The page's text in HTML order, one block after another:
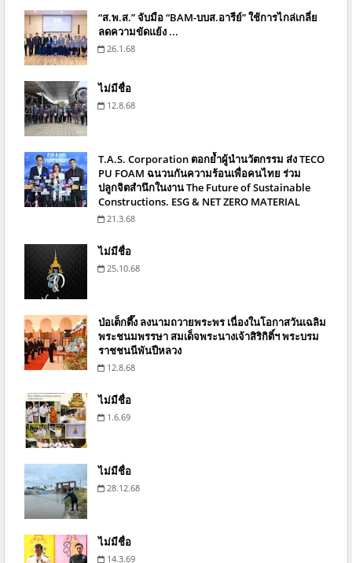
“ส.พ.ส.” จับมือ “BAM-บบส.อารีย์” ใช้การไกล่เกลี่ย
ลดความขัดแย้ง ...
26.1.68
ไม่มีชื่อ
12.8.68
T.A.S. Corporation ตอกย้ำผู้นำนวัตกรรม ส่ง TECO
PU FOAM ฉนวนกันความร้อนเพื่อคนไทย ร่วม
ปลูกจิตสำนึกในงาน The Future of Sustainable
Constructions. ESG & NET ZERO MATERIAL
21.3.68
ไม่มีชื่อ
25.10.68
ป่อเต็กตึ๊ง ลงนามถวายพระพร เนื่องในโอกาสวันเฉลิม
พระชนมพรรษา สมเด็จพระนางเจ้าสิริกิติ์ฯ พระบรม
ราชชนนีพันปีหลวง
12.8.68
ไม่มีชื่อ
1.6.69
ไม่มีชื่อ
28.12.68
ไม่มีชื่อ
14.3.69